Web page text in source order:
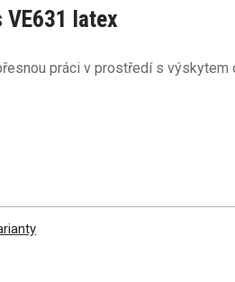
VE631 latex
práci v prostředí s výskytem